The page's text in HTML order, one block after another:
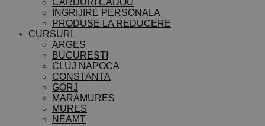
CARDURI CADOU
INGRIJIRE PERSONALA
PRODUSE LA REDUCERE
CURSURI
ARGES
BUCURESTI
CLUJ NAPOCA
CONSTANTA
GORJ
MARAMURES
MURES
NEAMT